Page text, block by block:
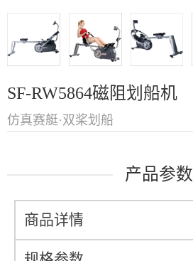
SF-RW5864磁阻划船机
仿真赛艇·双桨划船
产品参数
商品详情